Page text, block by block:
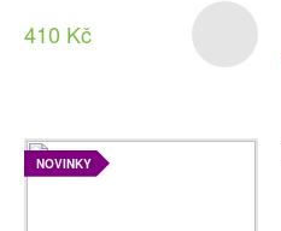
410 Kč
NOVINKY